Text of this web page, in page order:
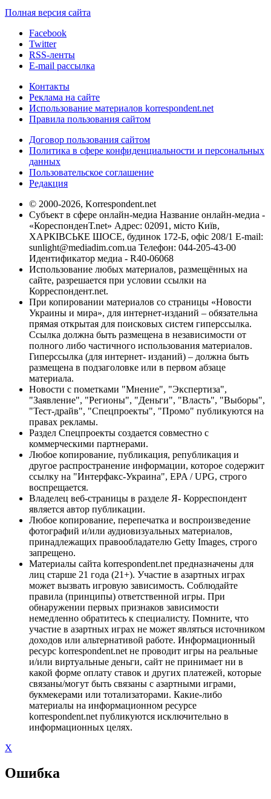
Полная версия сайта
Facebook
Twitter
RSS-ленты
E-mail рассылка
Контакты
Реклама на сайте
Использование материалов korrespondent.net
Правила пользования сайтом
Договор пользования сайтом
Политика в сфере конфиденциальности и персональных
данных
Пользовательское соглашение
Редакция
© 2000-2026, Korrespondent.net
Субъект в сфере онлайн-медиа Название онлайн-медиа -
«КореспонденТ.net» Адрес: 02091, місто Київ,
ХАРКІВСЬКЕ ШОСЕ, будинок 172-Б, офіс 208/1 E-mail:
sunlight@mediadim.com.ua Телефон: 044-205-43-00
Идентификатор медиа - R40-06068
Использование любых материалов, размещённых на
сайте, разрешается при условии ссылки на
Корреспондент.net.
При копировании материалов со страницы «Новости
Украины и мира», для интернет-изданий – обязательна
прямая открытая для поисковых систем гиперссылка.
Ссылка должна быть размещена в независимости от
полного либо частичного использования материалов.
Гиперссылка (для интернет- изданий) – должна быть
размещена в подзаголовке или в первом абзаце
материала.
Новости с пометками "Мнение", "Экспертиза",
"Заявление", "Регионы", "Деньги", "Власть", "Выборы",
"Тест-драйв", "Спецпроекты", "Промо" публикуются на
правах рекламы.
Раздел Спецпроекты создается совместно с
коммерческими партнерами.
Любое копирование, публикация, републикация и
другое распространение информации, которое содержит
ссылку на "Интерфакс-Украина", EPA / UPG, строго
воспрещается.
Владелец веб-страницы в разделе Я- Корреспондент
является автор публикации.
Любое копирование, перепечатка и воспроизведение
фотографий и/или аудиовизуальных материалов,
принадлежащих правообладателю Getty Images, строго
запрещено.
Материалы сайта korrespondent.net предназначены для
лиц старше 21 года (21+). Участие в азартных играх
может вызвать игровую зависимость. Соблюдайте
правила (принципы) ответственной игры. При
обнаружении первых признаков зависимости
немедленно обратитесь к специалисту. Помните, что
участие в азартных играх не может являться источником
доходов или альтернативой работе. Информационный
ресурс korrespondent.net не проводит игры на реальные
и/или виртуальные деньги, сайт не принимает ни в
какой форме оплату ставок и других платежей, которые
связаны/могут быть связаны с азартными играми,
букмекерами или тотализаторами. Какие-либо
материалы на информационном ресурсе
korrespondent.net публикуются исключительно в
информационных целях.
X
Ошибка